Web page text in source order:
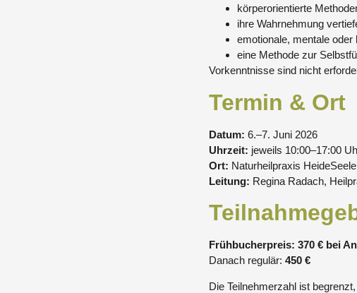
körperorientierte
ihre Wahrnehmung
emotionale, mentale
eine Methode zur
Vorkenntnisse sind nicht
Termin & Ort
Datum: 6.–7. Juni 2026
Uhrzeit: jeweils 10:00–17:00
Ort: Naturheilpraxis
Leitung: Regina Radach,
Frühbucherpreis: 370 € bei
Danach regulär:450 €
Die Teilnehmerzahl ist